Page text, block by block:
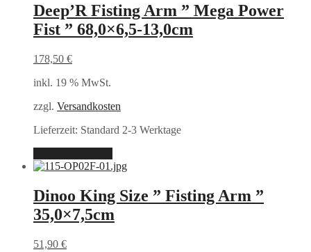
Deep’R Fisting Arm ” Mega Power
Fist ” 68,0×6,5-13,0cm
178,50 €
inkl. 19 % MwSt.
zzgl. Versandkosten
Lieferzeit: Standard 2-3 Werktage
Dinoo King Size ” Fisting Arm ”
35,0×7,5cm
51,90 €